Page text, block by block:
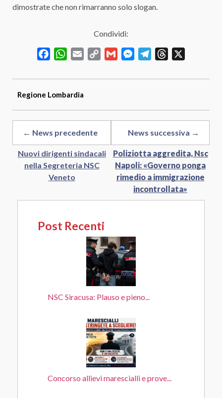
dimostrate che non rimarranno solo slogan.
Condividi:
FacebookWhatsApp
Email
Copy
Gmail MessengerTelegramThreads
Regione Lombardia
← News precedente
Nuovi dirigenti sindacali
nella Segreteria NSC
Veneto
News successiva →
Poliziotta aggredita, Nsc
Napoli: «Governo ponga
rimedio a immigrazione
incontrollata»
Post Recenti
NSC Siracusa: Plauso e pieno...
Concorso allievi marescialli e prove...